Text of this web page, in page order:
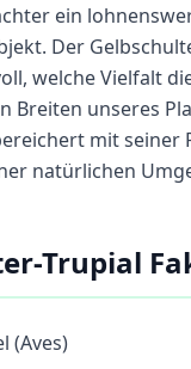
ein
Der
welche Vielfalt
Breiten unseres
mit seiner
natürlichen
Trupial
(Aves)